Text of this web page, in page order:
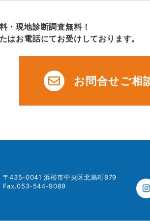
・現地診断調査無料！
はお電話にてお受けしております。
お問合せご相
〒435-0041 浜松市中央区北島町879
Fax.053-544-9089